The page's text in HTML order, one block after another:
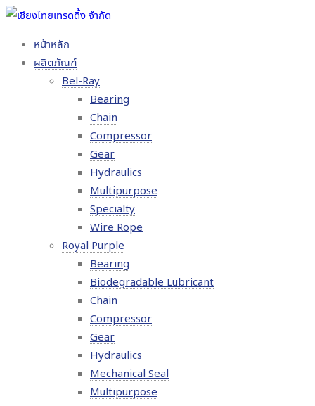
หน้าหลัก
ผลิตภัณฑ์
Bel-Ray
Bearing
Chain
Compressor
Gear
Hydraulics
Multipurpose
Specialty
Wire Rope
Royal Purple
Bearing
Biodegradable Lubricant
Chain
Compressor
Gear
Hydraulics
Mechanical Seal
Multipurpose